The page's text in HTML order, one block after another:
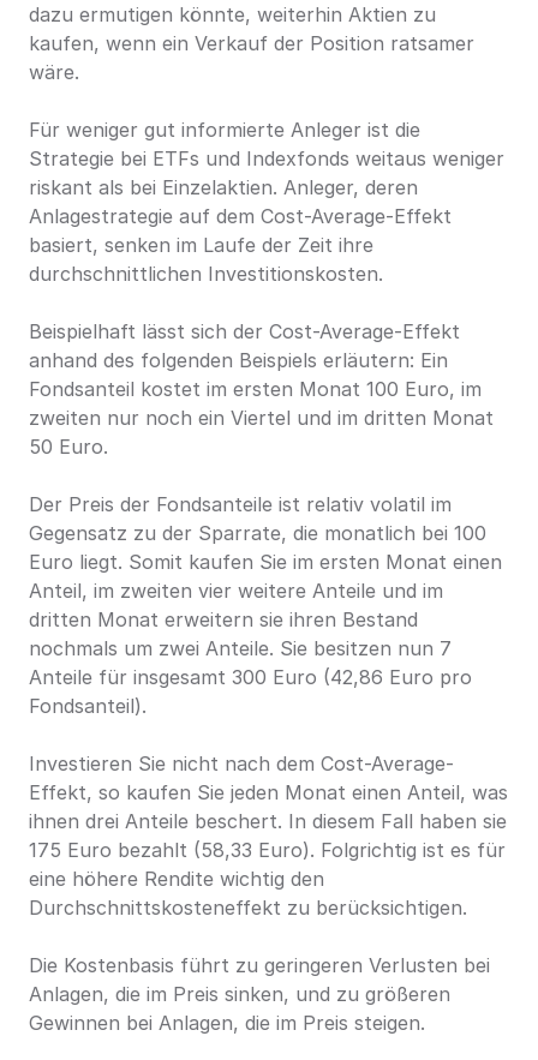
dazu ermutigen könnte, weiterhin Aktien zu
kaufen, wenn ein Verkauf der Position ratsamer
wäre.
Für weniger gut informierte Anleger ist die
Strategie bei ETFs und Indexfonds weitaus weniger
riskant als bei Einzelaktien. Anleger, deren
Anlagestrategie auf dem Cost-Average-Effekt
basiert, senken im Laufe der Zeit ihre
durchschnittlichen Investitionskosten.
Beispielhaft lässt sich der Cost-Average-Effekt
anhand des folgenden Beispiels erläutern: Ein
Fondsanteil kostet im ersten Monat 100 Euro, im
zweiten nur noch ein Viertel und im dritten Monat
50 Euro.
Der Preis der Fondsanteile ist relativ volatil im
Gegensatz zu der Sparrate, die monatlich bei 100
Euro liegt. Somit kaufen Sie im ersten Monat einen
Anteil, im zweiten vier weitere Anteile und im
dritten Monat erweitern sie ihren Bestand
nochmals um zwei Anteile. Sie besitzen nun 7
Anteile für insgesamt 300 Euro (42,86 Euro pro
Fondsanteil).
Investieren Sie nicht nach dem Cost-Average-
Effekt, so kaufen Sie jeden Monat einen Anteil, was
ihnen drei Anteile beschert. In diesem Fall haben sie
175 Euro bezahlt (58,33 Euro). Folgrichtig ist es für
eine höhere Rendite wichtig den
Durchschnittskosteneffekt zu berücksichtigen.
Die Kostenbasis führt zu geringeren Verlusten bei
Anlagen, die im Preis sinken, und zu größeren
Gewinnen bei Anlagen, die im Preis steigen.